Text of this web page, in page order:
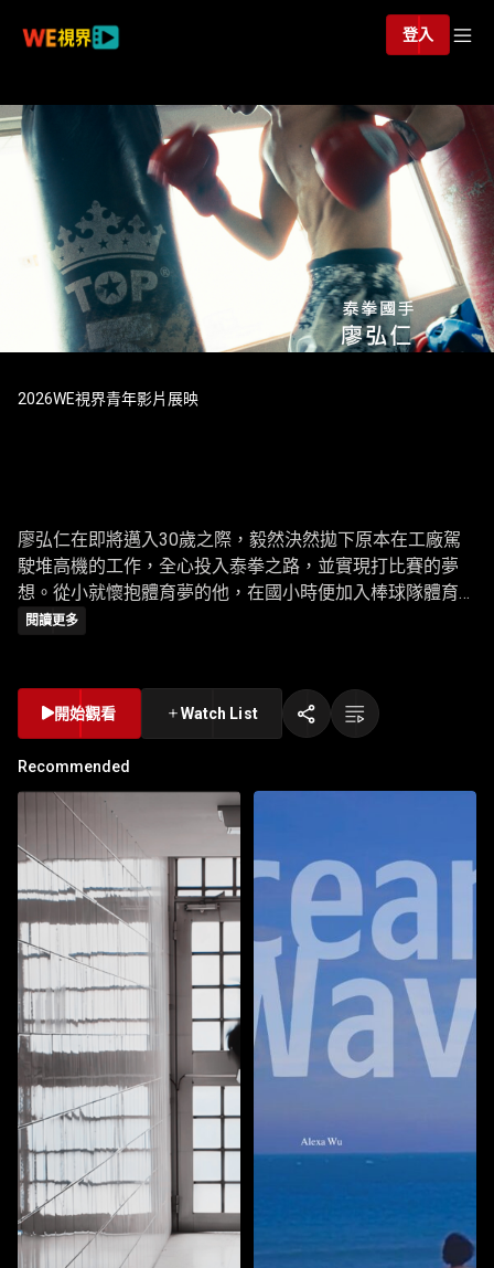
登入
2026WE視界青年影片展映
廖弘仁在即將邁入30歲之際，毅然決然拋下原本在工廠駕
駛堆高機的工作，全心投入泰拳之路，並實現打比賽的夢
想。從小就懷抱體育夢的他，在國小時便加入棒球隊體育
班，卻在最終因不受球隊重用以及同儕壓力之下離隊，放棄
趣的他，在站上擂台後，決定成為一名全職的泰拳教練與比
賽選手，在許多人放棄作夢的年紀勇敢尋求自我實現，並屢
閱讀更多
開始觀看 Watch List
Recommended